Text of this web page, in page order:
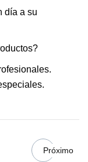
día a su
Próximo